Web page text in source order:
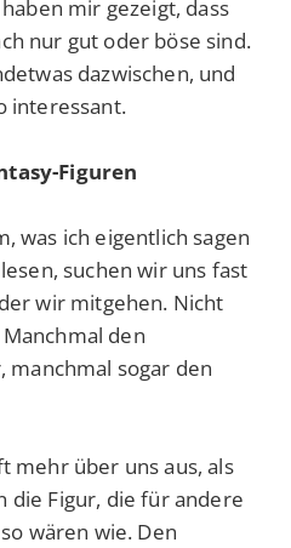
mir gezeigt, dass
nur gut oder böse sind.
dazwischen, und
interessant.
Figuren
was ich eigentlich sagen
suchen wir uns fast
wir mitgehen. Nicht
den
manchmal sogar den
mehr über uns aus, als
die Figur, die für andere
wären wie. Den